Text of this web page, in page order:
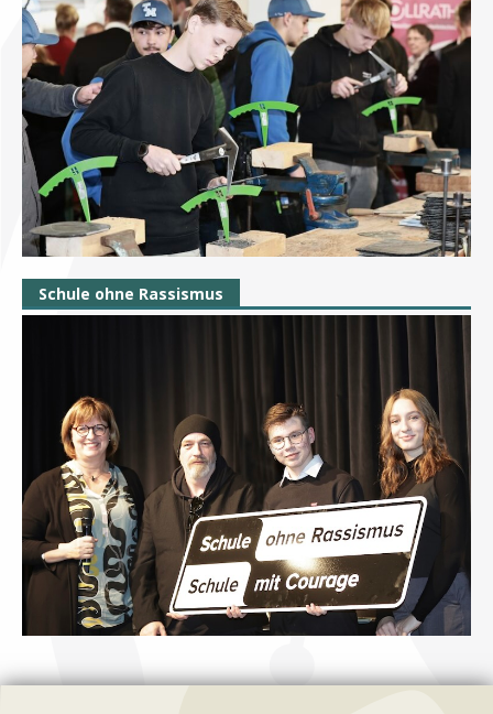
Schule ohne Rassismus